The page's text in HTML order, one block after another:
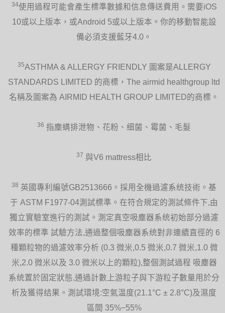
34使用過程可能會產生標準數據和信息傳送費用。需要iOS
10或以上版本，或Android 5或以上版本。你的移動智能設
備必須支援藍牙4.0。
35ASTHMA & ALLERGY FRIENDLY 圖案是ALLERGY
STANDARDS LIMITED 的商標，The airmid healthgroup ltd
名稱及圖案為 AIRMID HEALTH GROUP LIMITED的商標。
36 指塵螨排泄物、花粉、细菌、霉菌、毛髮
37 與V6 mattress相比
38 英國專利編號GB2513666。採用全機過濾系统技術。基
于 ASTM F1977-04測試標準。在符合規定的測試條件下,由
獨立實驗室進行的測試。測定真空吸塵器系统初始部分過濾
效率的標準 試驗方法,通過整個吸塵器系统對非連續直徑的 6
種顆粒物的過濾效率分析 (0.3 微米,0.5 微米,0.7 微米,1.0 微
米,2.0 微米以及 3.0 微米以上的顆粒),整個測試過程 吸塵器
系统置於固定狀態,通過計數上游粒子與下游粒子數量用於分
析及獲得结果。測試環境:空氣温度(21.1°C ± 2.8°C)及濕度
區間 35%−55%